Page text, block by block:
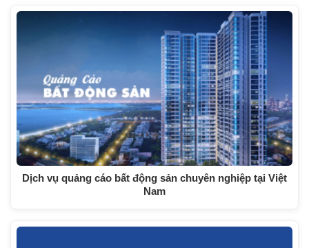
Dịch vụ quảng cáo bất động sản chuyên nghiệp tại Việt
Nam